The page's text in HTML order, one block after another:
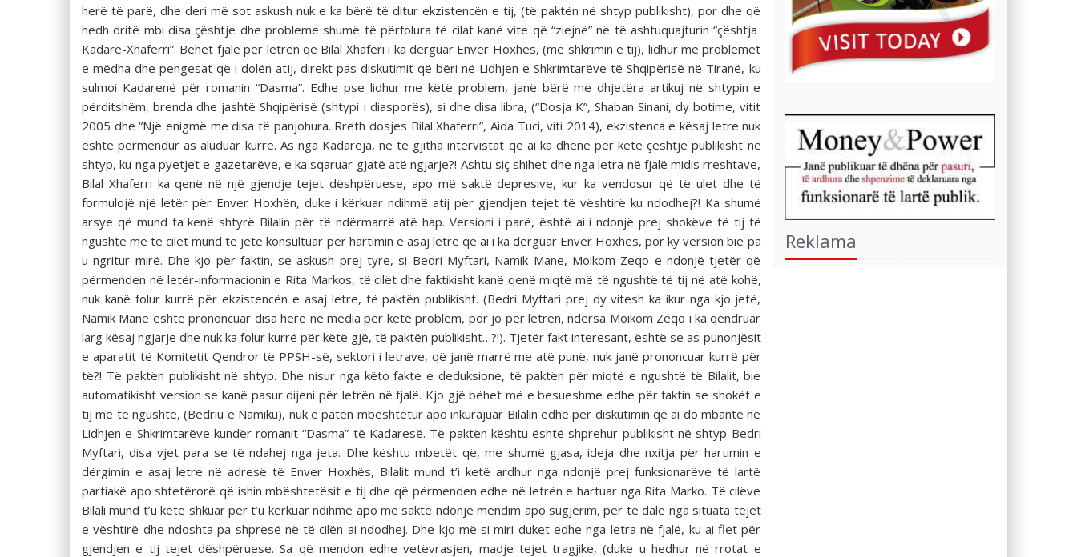
herë të parë, dhe deri më sot askush nuk e ka bërë të ditur ekzistencën e tij, (të paktën në shtyp publikisht), por dhe që
hedh dritë mbi disa çështje dhe probleme shumë të përfolura të cilat kanë vite që “ziejnë” në të ashtuquajturin “çështja
Kadare-Xhaferri”. Bëhet fjalë për letrën që Bilal Xhaferi i ka dërguar Enver Hoxhës, (me shkrimin e tij), lidhur me problemet
e mëdha dhe pengesat që i dolën atij, direkt pas diskutimit që bëri në Lidhjen e Shkrimtarëve të Shqipërisë në Tiranë, ku
sulmoi Kadarenë për romanin “Dasma”. Edhe pse lidhur me këtë problem, janë bërë me dhjetëra artikuj në shtypin e
përditshëm, brenda dhe jashtë Shqipërisë (shtypi i diasporës), si dhe disa libra, (“Dosja K”, Shaban Sinani, dy botime, vitit
2005 dhe “Një enigmë me disa të panjohura. Rreth dosjes Bilal Xhaferri”, Aida Tuci, viti 2014), ekzistenca e kësaj letre nuk
është përmendur as aluduar kurrë. As nga Kadareja, në të gjitha intervistat që ai ka dhënë për këtë çështje publikisht në
shtyp, ku nga pyetjet e gazetarëve, e ka sqaruar gjatë atë ngjarje?! Ashtu siç shihet dhe nga letra në fjalë midis rreshtave,
Bilal Xhaferri ka qenë në një gjendje tejet dëshpëruese, apo më saktë depresive, kur ka vendosur që të ulet dhe të
formulojë një letër për Enver Hoxhën, duke i kërkuar ndihmë atij për gjendjen tejet të vështirë ku ndodhej?! Ka shumë
arsye që mund ta kenë shtyrë Bilalin për të ndërmarrë atë hap. Versioni i parë, është ai i ndonjë prej shokëve të tij të
ngushtë me të cilët mund të jetë konsultuar për hartimin e asaj letre që ai i ka dërguar Enver Hoxhës, por ky version bie pa
u ngritur mirë. Dhe kjo për faktin, se askush prej tyre, si Bedri Myftari, Namik Mane, Moikom Zeqo e ndonjë tjetër që
përmenden në letër-informacionin e Rita Markos, të cilët dhe faktikisht kanë qenë miqtë më të ngushtë të tij në atë kohë,
nuk kanë folur kurrë për ekzistencën e asaj letre, të paktën publikisht. (Bedri Myftari prej dy vitesh ka ikur nga kjo jetë,
Namik Mane është prononcuar disa herë në media për këtë problem, por jo për letrën, ndërsa Moikom Zeqo i ka qëndruar
larg kësaj ngjarje dhe nuk ka folur kurrë për këtë gjë, të paktën publikisht…?!). Tjetër fakt interesant, është se as punonjësit
e aparatit të Komitetit Qendror të PPSH-së, sektori i letrave, që janë marrë me atë punë, nuk janë prononcuar kurrë për
të?! Të paktën publikisht në shtyp. Dhe nisur nga këto fakte e deduksione, të paktën për miqtë e ngushtë të Bilalit, bie
automatikisht version se kanë pasur dijeni për letrën në fjalë. Kjo gjë bëhet më e besueshme edhe për faktin se shokët e
tij më të ngushtë, (Bedriu e Namiku), nuk e patën mbështetur apo inkurajuar Bilalin edhe për diskutimin që ai do mbante në
Lidhjen e Shkrimtarëve kundër romanit “Dasma” të Kadaresë. Të paktën kështu është shprehur publikisht në shtyp Bedri
Myftari, disa vjet para se të ndahej nga jeta. Dhe kështu mbetët që, me shumë gjasa, ideja dhe nxitja për hartimin e
dërgimin e asaj letre në adresë të Enver Hoxhës, Bilalit mund t’i ketë ardhur nga ndonjë prej funksionarëve të lartë
partiakë apo shtetërorë që ishin mbështetësit e tij dhe që përmenden edhe në letrën e hartuar nga Rita Marko. Të cilëve
Bilali mund t’u ketë shkuar për t’u kërkuar ndihmë apo më saktë ndonjë mendim apo sugjerim, për të dalë nga situata tejet
e vështirë dhe ndoshta pa shpresë në të cilën ai ndodhej. Dhe kjo më si miri duket edhe nga letra në fjalë, ku ai flet për
gjendjen e tij tejet dëshpëruese. Sa që mendon edhe vetëvrasjen, madje tejet tragjike, (duke u hedhur në rrotat e
Reklama